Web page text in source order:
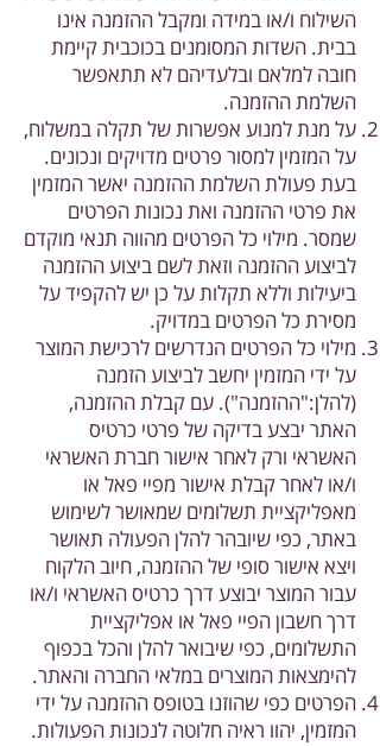
השילוח ו/או במידה ומקבל ההזמנה אינו
בבית. השדות המסומנים בכוכבית קיימת
חובה למלאם ובלעדיהם לא תתאפשר
השלמת ההזמנה.
על מנת למנוע אפשרות של תקלה במשלוח,
על המזמין למסור פרטים מדויקים ונכונים.
בעת פעולת השלמת ההזמנה יאשר המזמין
את פרטי ההזמנה ואת נכונות הפרטים
שמסר. מילוי כל הפרטים מהווה תנאי מוקדם
לביצוע ההזמנה וזאת לשם ביצוע ההזמנה
ביעילות וללא תקלות על כן יש להקפיד על
מסירת כל הפרטים במדויק.
מילוי כל הפרטים הנדרשים לרכישת המוצר
על ידי המזמין יחשב לביצוע הזמנה
(להלן:"ההזמנה"). עם קבלת ההזמנה,
האתר יבצע בדיקה של פרטי כרטיס
האשראי ורק לאחר אישור חברת האשראי
ו/או לאחר קבלת אישור מפיי פאל או
מאפליקציית תשלומים שמאושר לשימוש
באתר, כפי שיובהר להלן הפעולה תאושר
ויצא אישור סופי של ההזמנה, חיוב הלקוח
עבור המוצר יבוצע דרך כרטיס האשראי ו/או
דרך חשבון הפיי פאל או אפליקציית
התשלומים, כפי שיבואר להלן והכל בכפוף
להימצאות המוצרים במלאי החברה והאתר.
הפרטים כפי שהוזנו בטופס ההזמנה על ידי
המזמין, יהוו ראיה חלוטה לנכונות הפעולות.